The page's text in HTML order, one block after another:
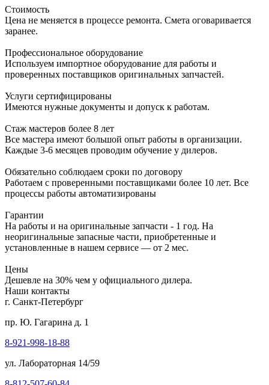
Стоимость
Цена не меняется в процессе ремонта. Смета оговаривается
заранее.
Профессиональное оборудование
Используем импортное оборудование для работы и
проверенных поставщиков оригинальных запчастей.
Услуги сертифицированы
Имеются нужные документы и допуск к работам.
Стаж мастеров более 8 лет
Все мастера имеют большой опыт работы в организации.
Каждые 3-6 месяцев проводим обучение у дилеров.
Обязательно соблюдаем сроки по договору
Работаем с проверенными поставщиками более 10 лет. Все
процессы работы автоматизированы
Гарантии
На работы и на оригинальные запчасти - 1 год. На
неоригинальные запасные части, приобретенные и
установленные в нашем сервисе — от 2 мес.
Цены
Дешевле на 30% чем у официального дилера.
Наши контакты
г. Санкт-Петербург
пр. Ю. Гагарина д. 1
8-921-998-18-88
ул. Лабораторная 14/59